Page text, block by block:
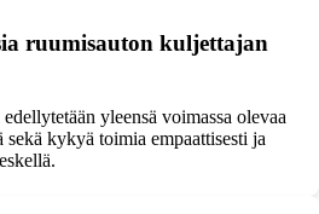
ruumisauton kuljettajan
yleensä voimassa olevaa
kykyä toimia empaattisesti ja